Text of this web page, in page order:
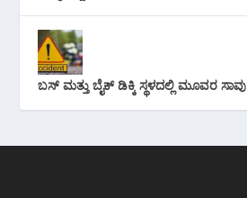
ಬಸ್ ಮತ್ತು ಬೈಕ್ ಡಿಕ್ಕಿ ಸ್ಥಳದಲ್ಲಿ ಮೂವರ ಸಾವು